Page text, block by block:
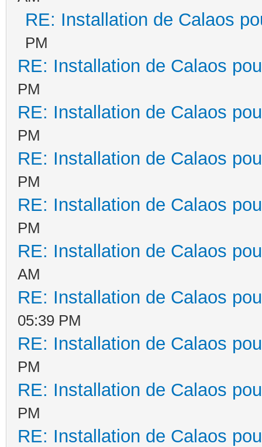
RE: Installation de Calaos
PM
RE: Installation de Calaos
PM
RE: Installation de Calaos
PM
RE: Installation de Calaos
PM
RE: Installation de Calaos
PM
RE: Installation de Calaos
AM
RE: Installation de Calaos
05:39 PM
RE: Installation de Calaos
PM
RE: Installation de Calaos
PM
RE: Installation de Calaos